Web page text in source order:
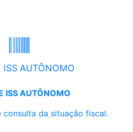
ISS AUTÔNOMO
ISS AUTÔNOMO
consulta da situação fiscal.